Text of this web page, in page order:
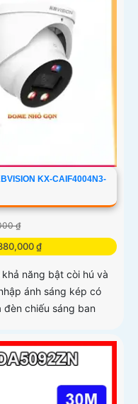
KX-CAIF4004N3-
₫
₫
năng bật còi hú và
ánh sáng kép có
chiếu sáng ban